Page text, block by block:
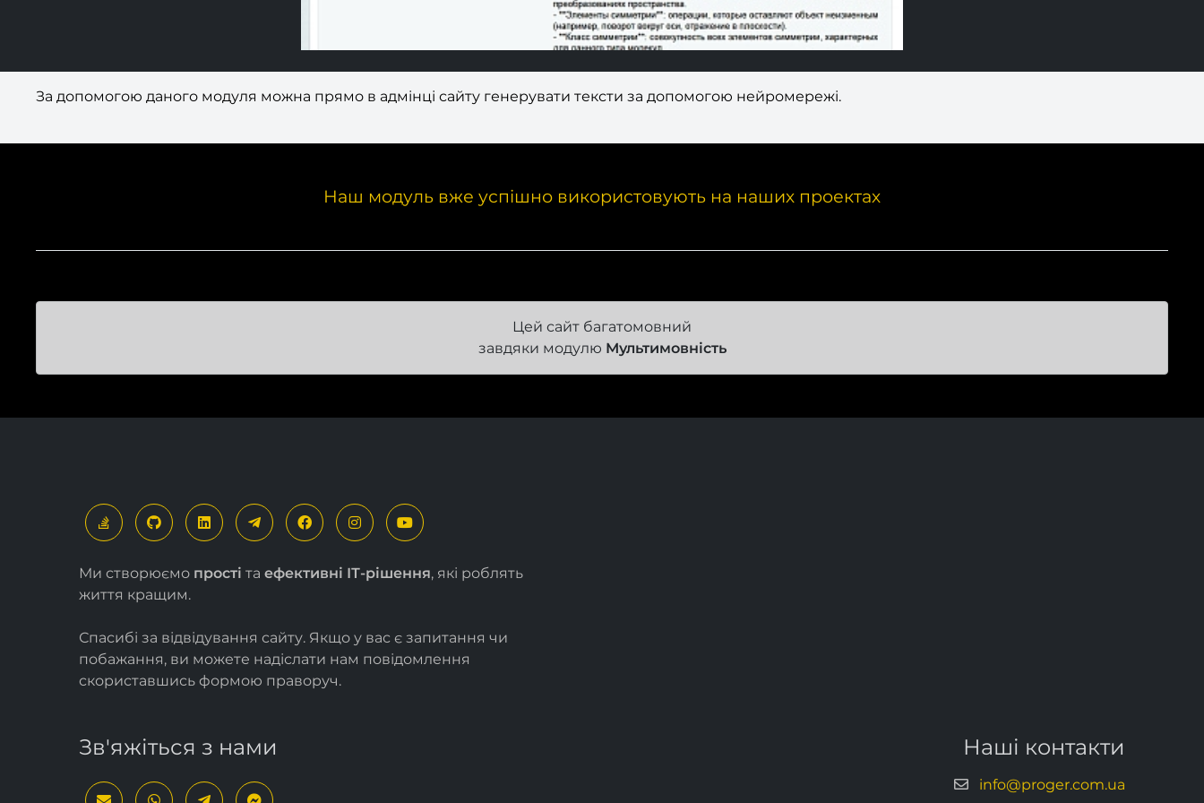
За допомогою даного модуля можна прямо в адмінці сайту генерувати тексти за допомогою нейромережі.
Наш модуль вже успішно використовують на наших проектах
Цей сайт багатомовний
завдяки модулю Мультимовність
Ми створюємо прості та ефективні ІТ-рішення, які роблять
життя кращим.
Спасибі за відвідування сайту. Якщо у вас є запитання чи
побажання, ви можете надіслати нам повідомлення
скориставшись формою праворуч.
Зв'яжіться з нами Наші контакти
info@proger.com.ua